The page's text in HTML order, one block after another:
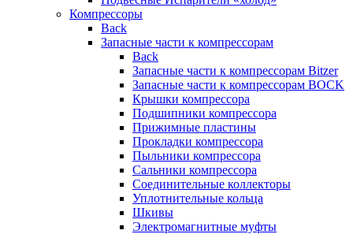
Компрессоры
Back
Запасные части к компрессорам
Back
Запасные части к компрессорам Bitzer
Запасные части к компрессорам BOCK
Крышки компрессора
Подшипники компрессора
Прижимные пластины
Прокладки компрессора
Пыльники компрессора
Сальники компрессора
Соединительные коллекторы
Уплотнительные кольца
Шкивы
Электромагнитные муфты